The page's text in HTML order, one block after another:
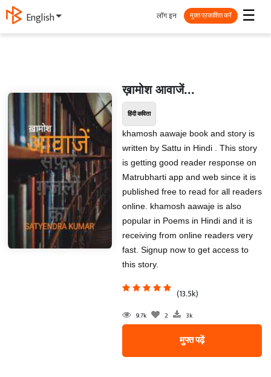
English ☰
लॉग इन मुक्त प्रकाशित करें
ख़ामोश आवाजें...
हिंदी कविता
khamosh aawaje book and story is
written by Sattu in Hindi . This story
is getting good reader response on
Matrubharti app and web since it is
published free to read for all readers
online. khamosh aawaje is also
popular in Poems in Hindi and it is
receiving from online readers very
fast. Signup now to get access to
this story.
(13.5k)
9.7k 2 3k
मुफ्त पढ़ें